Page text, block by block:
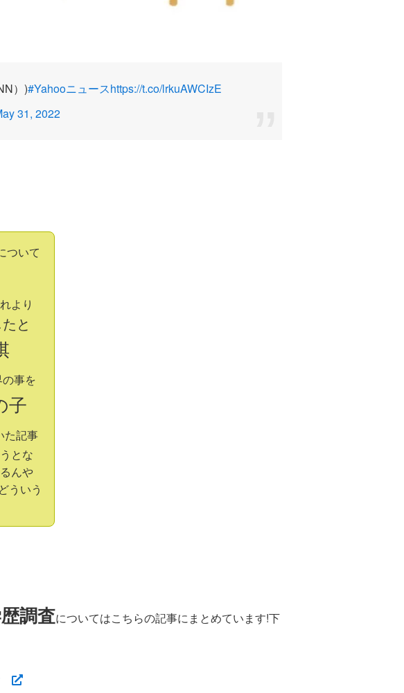
）)#Yahooニュースhttps://t.co/lrkuAWCIzE
31, 2022
ついて
より
と
事を
子
た記事
とな
んや
ういう
調査についてはこちらの記事にまとめています!下